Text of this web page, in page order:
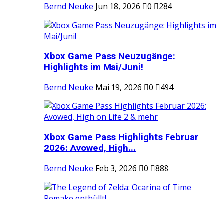
Bernd Neuke Jun 18, 2026 0 284
Xbox Game Pass Neuzugänge:
Highlights im Mai/Juni!
Bernd Neuke Mai 19, 2026 0 494
Xbox Game Pass Highlights Februar
2026: Avowed, High...
Bernd Neuke Feb 3, 2026 0 888